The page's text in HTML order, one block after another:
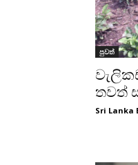
පුවත්
තවත්
Sri Lanka